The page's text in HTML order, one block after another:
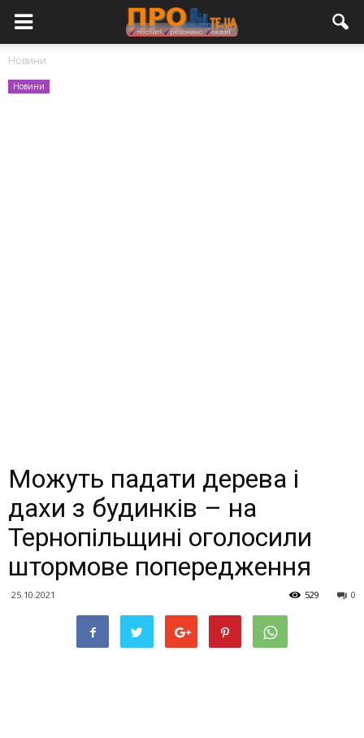
Новини
Новини
Можуть падати дерева і
дахи з будинків – на
Тернопільщині оголосили
штормове попередження
25.10.2021 0
529